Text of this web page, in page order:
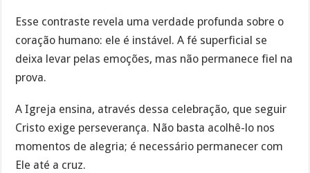
Esse contraste revela uma verdade profunda sobre o
coração humano: ele é instável. A fé superficial se
deixa levar pelas emoções, mas não permanece fiel na
prova.
A Igreja ensina, através dessa celebração, que seguir
Cristo exige perseverança. Não basta acolhê-lo nos
momentos de alegria; é necessário permanecer com
Ele até a cruz.